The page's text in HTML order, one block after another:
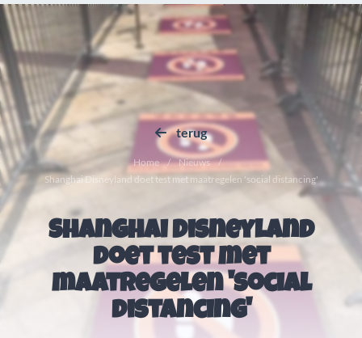
terug
Home
Nieuws
Shanghai Disneyland doet test met maatregelen 'social distancing'
Shanghai Disneyland
doet test met
maatregelen 'social
distancing'